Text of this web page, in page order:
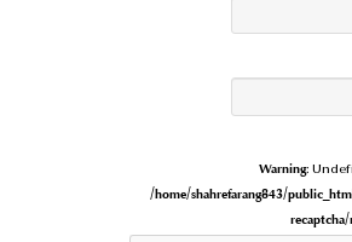
Warning:
/home/shahrefarang843/